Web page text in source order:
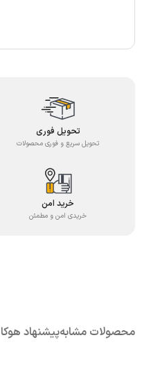
تحویل فوری
تحویل سریع و فوری محصولات
خرید امن
خریدی امن و مطمئن
محصولات مشابهپیشنهاد هوکا